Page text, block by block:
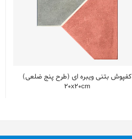
کفپوش بتنی ویبره ای (طرح پنج ضلعی)
20x20cm